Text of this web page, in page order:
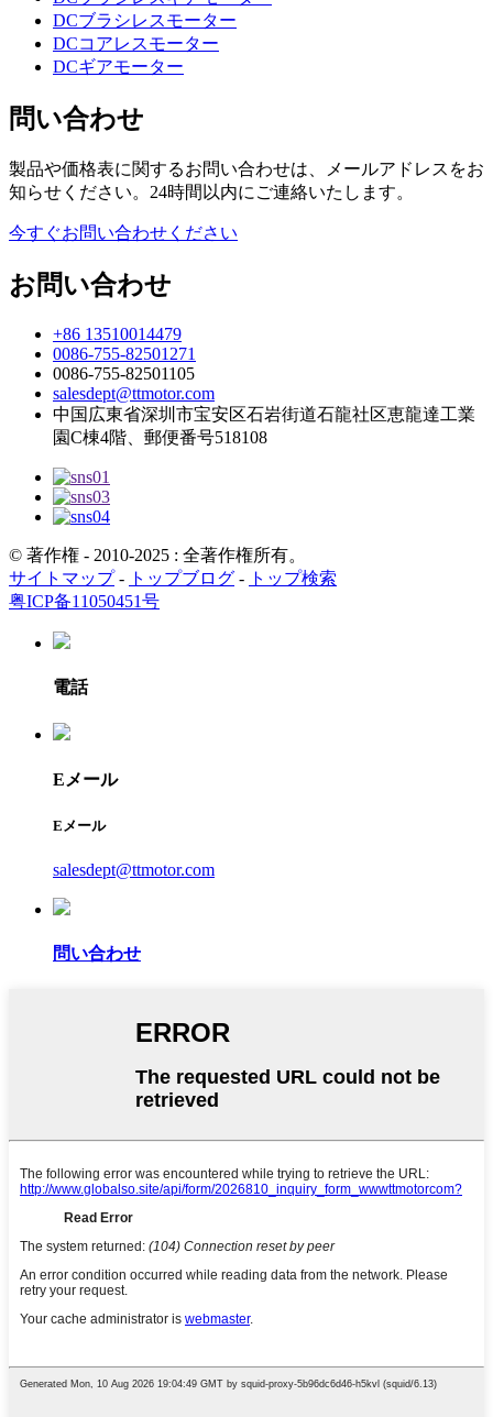
DCブラシレスモーター
DCコアレスモーター
DCギアモーター
問い合わせ
製品や価格表に関するお問い合わせは、メールアドレスをお
知らせください。24時間以内にご連絡いたします。
今すぐお問い合わせください
お問い合わせ
+86 13510014479
0086-755-82501271
0086-755-82501105
salesdept@ttmotor.com
中国広東省深圳市宝安区石岩街道石龍社区恵龍達工業
園C棟4階、郵便番号518108
© 著作権 - 2010-2025 : 全著作権所有。
サイトマップ- トップブログ - トップ検索
粤ICP备11050451号
電話
Eメール
Eメール
salesdept@ttmotor.com
問い合わせ